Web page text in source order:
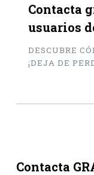
Contacta
usuarios
DESCUBRE
¡DEJA DE
Contacta